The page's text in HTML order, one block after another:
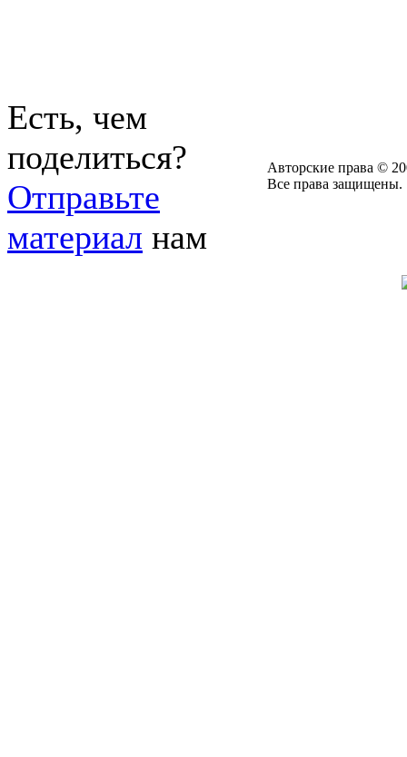
Есть, чем
поделиться?
Отправьте
материал нам
Авторские права ©
Все права защищены.